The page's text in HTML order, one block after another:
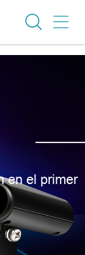
en el primer